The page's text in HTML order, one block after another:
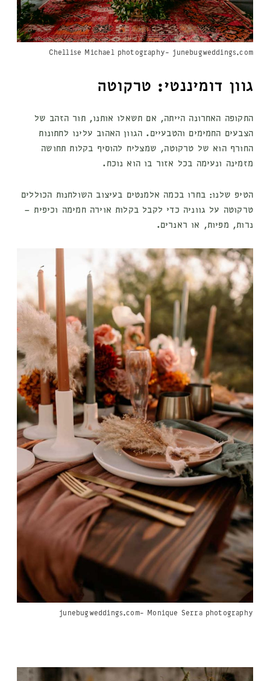
Chellise Michael photography- junebugweddings.com
גוון דומיננטי: טרקוטה
התקופה האחרונה הייתה, אם תשאלו אותנו, תור הזהב של
הצבעים החמימים והטבעיים. הגוון האהוב עלינו לחתונות
החורף הוא של טרקוטה, שמצליח להוסיף בקלות תחושה
מזמינה ונעימה בכל אזור בו הוא נוכח.
הטיפ שלנו: בחרו בכמה אלמנטים בעיצוב השולחנות הכוללים
טרקוטה על גווניה כדי לקבל בקלות אוירה חמימה וכיפית –
נרות, מפיות, או ראנרים.
junebugweddings.com- Monique Serra photography